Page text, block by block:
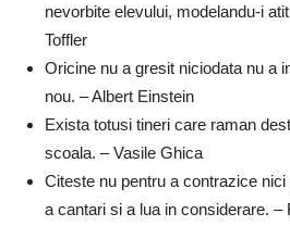
nevorbite elevului, modelandu-i
Toffler
Oricine nu a gresit niciodata nu a
nou. – Albert Einstein
Exista totusi tineri care raman
scoala. – Vasile Ghica
Citeste nu pentru a contrazice
a cantari si a lua in considerare. –